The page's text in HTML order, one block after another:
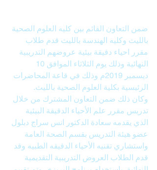
ضمن التعاون القائم بين كليه العلوم الصحية
بالليث وكليه الهندسة بالليث قدم طلاب
مقرر احياء دقيقة بيئية عروضهم التدريبية
ديسمبر 2019م وذلك في قاعة المحاضرات
الرئيسية بكلية العلوم الصحية بالليث.
وكان ذلك ضمن التعاون المشترك من خلال
تدريس مقرر علم الأحياء الدقيقة البيئية
الذي يقدمه سعادة الدكتور انس سراج دبلول
عضو هيئة التدريس بقسم الصحة العامة
واستشاري تقنيه الأحياء الدقيقه الطبيه وقد
قدم الطلاب العروض التدريبية التقديمية